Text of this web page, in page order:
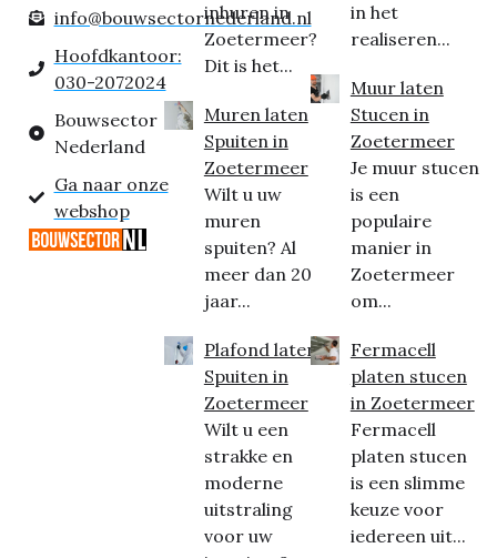
info@bouwsectornederland.nl
Hoofdkantoor:
030-2072024
Bouwsector
Nederland
Ga naar onze
webshop
inhuren in
Zoetermeer?
Dit is het...
Muren laten
Spuiten in
Zoetermeer
Wilt u uw
muren
spuiten? Al
meer dan 20
jaar...
Plafond laten
Spuiten in
Zoetermeer
Wilt u een
strakke en
moderne
uitstraling
voor uw
in het
realiseren...
Muur laten
Stucen in
Zoetermeer
Je muur stucen
is een
populaire
manier in
Zoetermeer
om...
Fermacell
platen stucen
in Zoetermeer
Fermacell
platen stucen
is een slimme
keuze voor
iedereen uit...